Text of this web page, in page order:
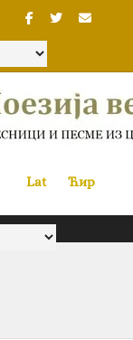
Lat« Ћир